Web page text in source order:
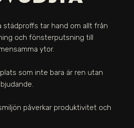
städproffs tar hand om allt från
och fönsterputsning till
ytor.
som inte bara är ren utan
påverkar produktivitet och